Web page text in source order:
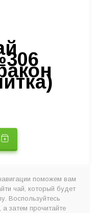
поможем вам
чай, который будет
Воспользуйтесь
затем прочитайте